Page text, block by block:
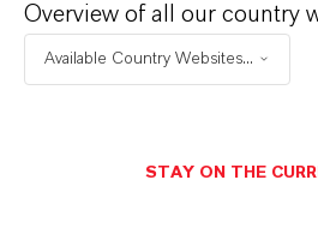
Overview of all our country
Available Country Websites...
STAY ON THE